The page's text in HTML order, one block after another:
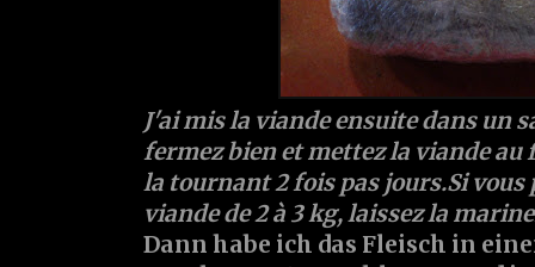
J'ai mis la viande ensuite dans un
fermez bien et mettez la viande
la tournant 2 fois pas jours.Si vous
viande de 2 à 3 kg, laissez la
Dann habe ich das Fleisch in